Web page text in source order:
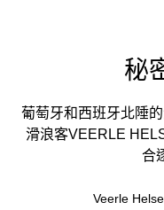
秘
葡萄牙和西班牙北陲
滑浪客VEERLE
合
Veerle